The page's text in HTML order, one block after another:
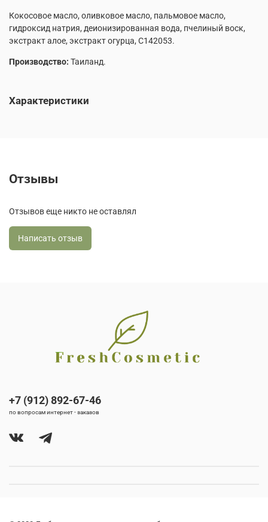
Кокосовое масло, оливковое масло, пальмовое масло,
гидроксид натрия, деионизированная вода, пчелиный воск,
экстракт алое, экстракт огурца, С142053.
Производство: Таиланд.
Характеристики
Отзывы
Отзывов еще никто не оставлял
Написать отзыв
+7 (912) 892-67-46
по вопросам интернет - заказов